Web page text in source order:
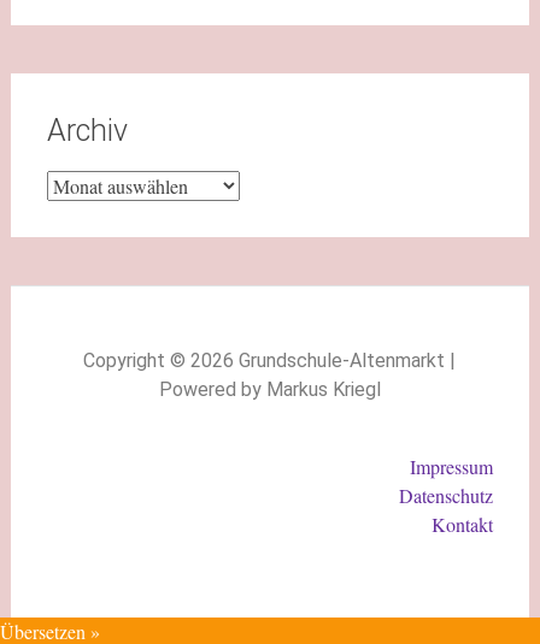
Archiv
Copyright © 2026 Grundschule-Altenmarkt |
Powered by Markus Kriegl
Impressum
Datenschutz
Kontakt
Übersetzen »